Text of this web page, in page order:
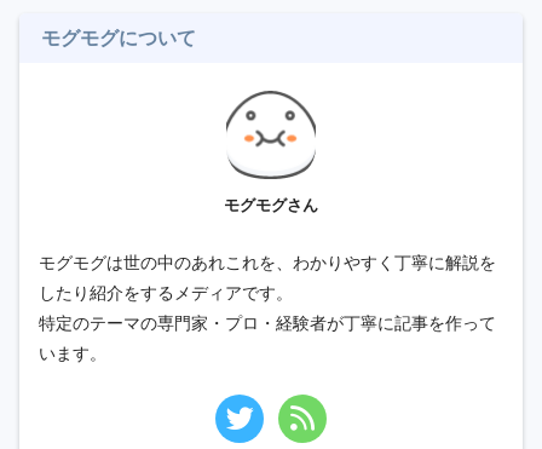
モグモグについて
モグモグさん
モグモグは世の中のあれこれを、わかりやすく丁寧に解説を
したり紹介をするメディアです。
特定のテーマの専門家・プロ・経験者が丁寧に記事を作って
います。